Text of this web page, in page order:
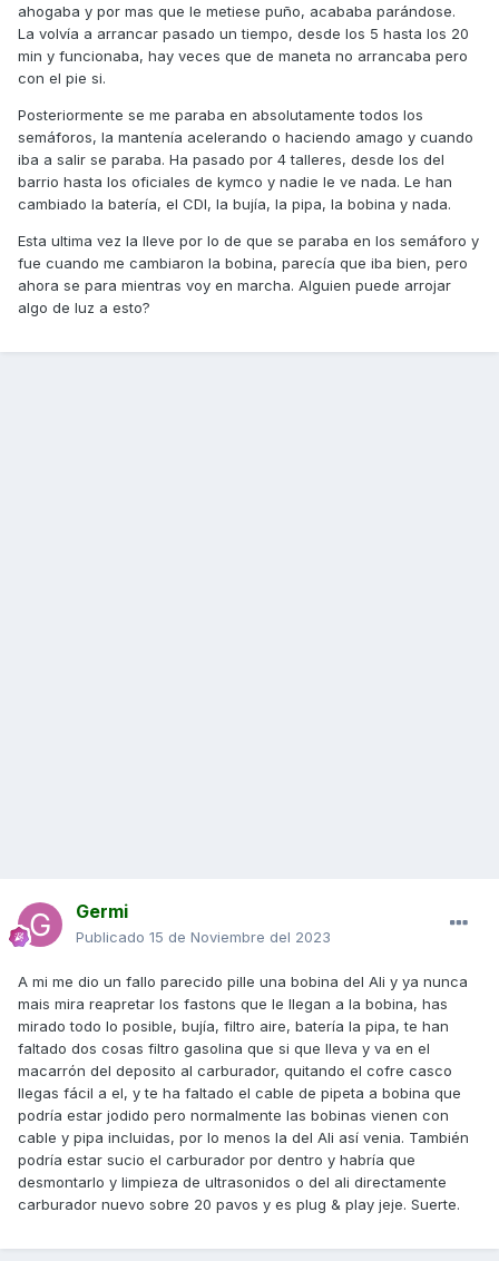
ahogaba y por mas que le metiese puño, acababa parándose.
La volvía a arrancar pasado un tiempo, desde los 5 hasta los 20
min y funcionaba, hay veces que de maneta no arrancaba pero
con el pie si.
Posteriormente se me paraba en absolutamente todos los
semáforos, la mantenía acelerando o haciendo amago y cuando
iba a salir se paraba. Ha pasado por 4 talleres, desde los del
barrio hasta los oficiales de kymco y nadie le ve nada. Le han
cambiado la batería, el CDI, la bujía, la pipa, la bobina y nada.
Esta ultima vez la lleve por lo de que se paraba en los semáforo y
fue cuando me cambiaron la bobina, parecía que iba bien, pero
ahora se para mientras voy en marcha. Alguien puede arrojar
algo de luz a esto?
Germi
Publicado 15 de Noviembre del 2023
A mi me dio un fallo parecido pille una bobina del Ali y ya nunca
mais mira reapretar los fastons que le llegan a la bobina, has
mirado todo lo posible, bujía, filtro aire, batería la pipa, te han
faltado dos cosas filtro gasolina que si que lleva y va en el
macarrón del deposito al carburador, quitando el cofre casco
llegas fácil a el, y te ha faltado el cable de pipeta a bobina que
podría estar jodido pero normalmente las bobinas vienen con
cable y pipa incluidas, por lo menos la del Ali así venia. También
podría estar sucio el carburador por dentro y habría que
desmontarlo y limpieza de ultrasonidos o del ali directamente
carburador nuevo sobre 20 pavos y es plug & play jeje. Suerte.